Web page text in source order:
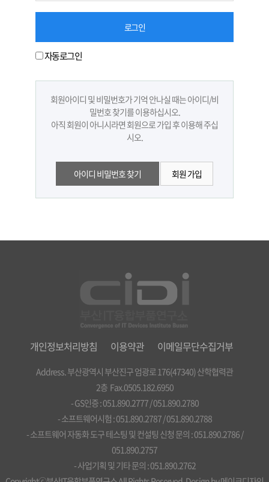
자동로그인
회원아이디 및 비밀번호가 기억 안나실 때는 아이디/비
밀번호 찾기를 이용하십시오.
아직 회원이 아니시라면 회원으로 가입 후 이용해 주십
시오.
아이디 비밀번호 찾기 회원 가입
개인정보처리방침 이용약관 이메일무단수집거부
Address. 부산광역시 부산진구 엄광로 176(47340) 산학협력관
2층 Fax.0505.182.6950
- GS인증 : 051.890.2777 / 051.890.2780
- 소프트웨어시험 : 051.890.2787 / 051.890.2788
- 소프트웨어 자동화 도구 테스팅 및 컨설팅 신청 문의 : 051.890.2786 /
051.890.2757
- 사업기획 및 기타 문의 : 051.890.2762